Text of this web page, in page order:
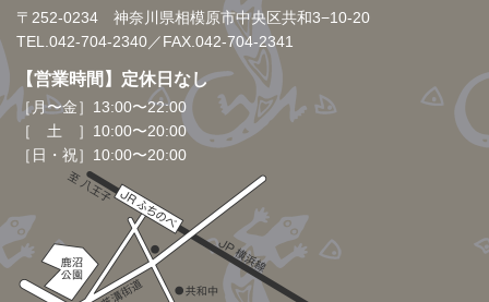
〒252-0234 神奈川県相模原市中央区共和3−10-20
TEL.042-704-2340／FAX.042-704-2341
【営業時間】定休日なし
［月〜金］13:00〜22:00
［ 土 ］10:00〜20:00
［日・祝］10:00〜20:00